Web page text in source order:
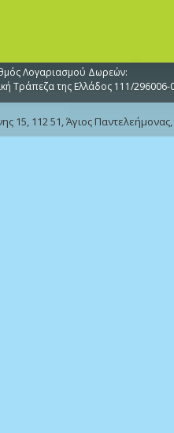
Λογαριασμού Δωρεών:
Τράπεζα της Ελλάδος 111/296006-
112 51, Άγιος Παντελεήμονας,